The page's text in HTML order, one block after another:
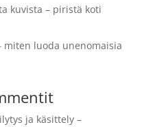
kuvista – piristä koti
miten luoda unenomaisia
ja käsittely –